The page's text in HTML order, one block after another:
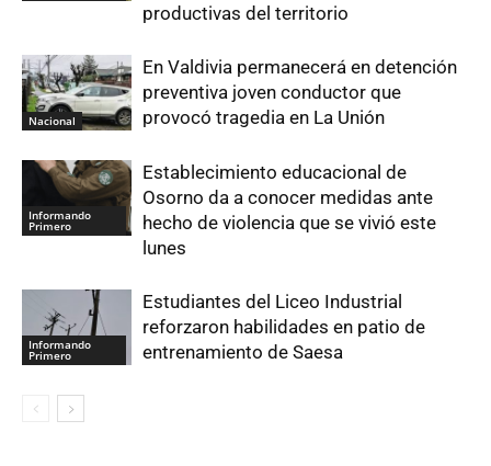
productivas del territorio
Nacional
En Valdivia permanecerá en detención
preventiva joven conductor que
provocó tragedia en La Unión
Informando
Primero
Establecimiento educacional de
Osorno da a conocer medidas ante
hecho de violencia que se vivió este
lunes
Informando
Primero
Estudiantes del Liceo Industrial
reforzaron habilidades en patio de
entrenamiento de Saesa